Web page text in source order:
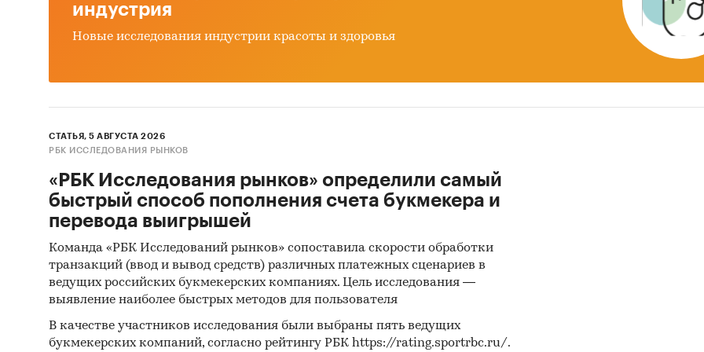
объемах
сложным. В текущем исследовании мы имеем дело
производителей:сведения о ряде производителей были
получены в результате анализа показателей их финансово-
источников об их деятельности, мнений экспертов и наших
собственных знаний о компаниях.
Интервью с производителями:
производителямии получили сведения как о них самих,
деятельности их конкурентов.
индустрия
Новые исследования индустрии красоты и здоровья
СТАТЬЯ, 5 АВГУСТА 2026
РБК ИССЛЕДОВАНИЯ РЫНКОВ
«РБК Исследования рынков» определили самый
быстрый способ пополнения счета букмекера и
перевода выигрышей
Команда «РБК Исследований рынков» сопоставила скорости обработки
транзакций (ввод и вывод средств) различных платежных сценариев в
ведущих российских букмекерских компаниях. Цель исследования —
выявление наиболее быстрых методов для пользователя
В качестве участников исследования были выбраны пять ведущих
букмекерских компаний, согласно рейтингу РБК https://rating.sportrbc.ru/.